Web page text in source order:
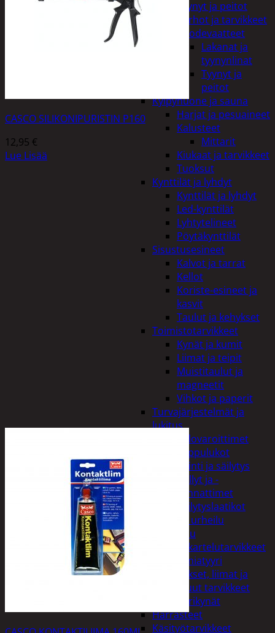
Tyynyt ja peitot
Verhot ja tarvikkeet
Vuodevaatteet
Lakanat ja
tyynynlinat
Tyynyt ja
peitot
Kylpyhuone ja sauna
Harjat ja pesuaineet
Kalusteet
Mittarit
Kiukaat ja tarvikkeet
Tuoksut
Kynttilät ja lyhdyt
Kynttilät ja lyhdyt
Led-kynttilät
Lyhtytelineet
Pöytäkynttilät
Sisustusesineet
Kalvot ja tarrat
Kellot
Koriste-esineet ja
kasvit
Taulut ja kehykset
Toimistotarvikkeet
Kynät ja kumit
Liimat ja teipit
Muistitaulut ja
magneetit
Vihkot ja paperit
Turvajärjestelmät ja
lukitus
Palovaroittimet
Riippulukot
Varastointi ja säilytys
Hyllyt ja -
kannattimet
Säilytyslaatikot
Vapaa-aika ja urheilu
Askartelu
Askartelutarvikkeet
Miniatyyri
Sakset, liimat ja
muut tarvikkeet
Värikynät
Harrasteet
Käsityötarvikkeet
CASCO SILIKONIPURISTIN P160
12,95 €
Lue Lisää